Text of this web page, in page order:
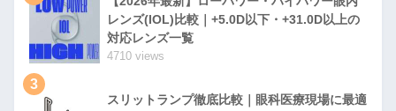
レンズ(IOL)比較｜+5.0D以下・+31.0D以上の
対応レンズ一覧
4710 views
3
スリットランプ徹底比較｜眼科医療現場に最適